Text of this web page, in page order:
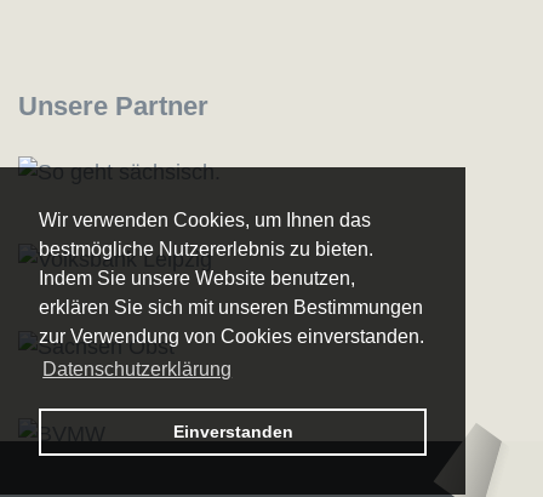
Wir verwenden Cookies, um Ihnen das
bestmögliche Nutzererlebnis zu bieten.
Indem Sie unsere Website benutzen,
erklären Sie sich mit unseren Bestimmungen
zur Verwendung von Cookies einverstanden.
Datenschutzerklärung
Einverstanden
Logo – Sächsische Bläserphilharmonie
Logo –
Unsere Partner